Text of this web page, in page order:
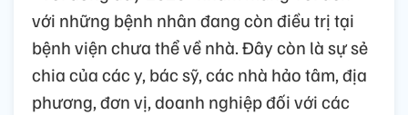
với những bệnh nhân đang còn điều trị tại
bệnh viện chưa thể về nhà. Đây còn là sự sẻ
chia của các y, bác sỹ, các nhà hảo tâm, địa
phương, đơn vị, doanh nghiệp đối với các